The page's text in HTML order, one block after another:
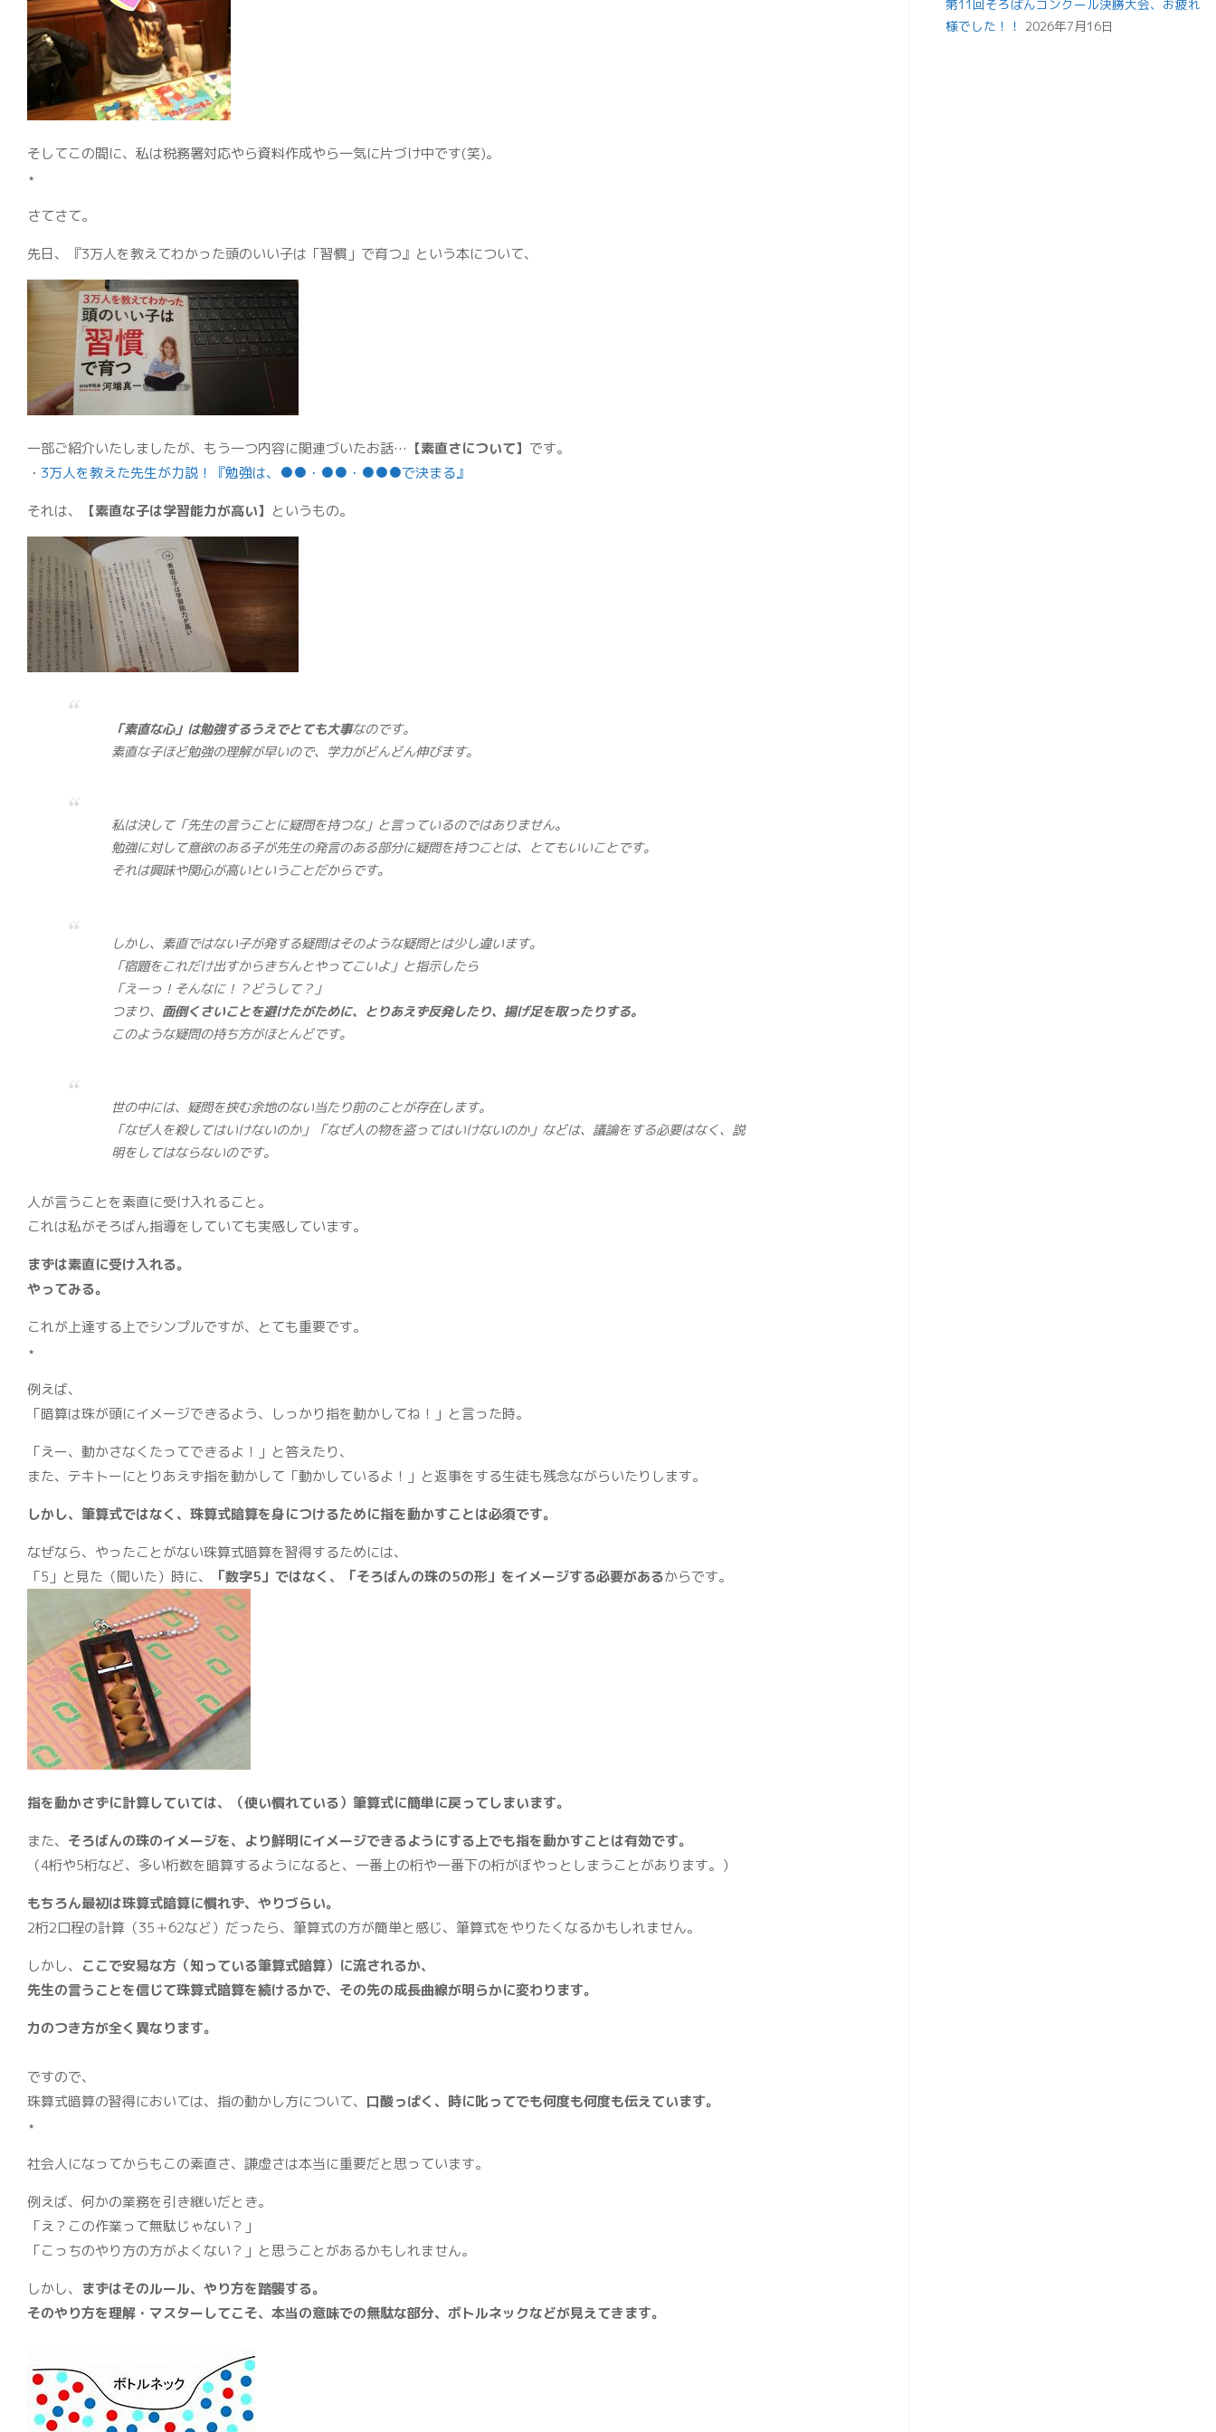
そしてこの間に、私は税務署対応やら資料作成やら一気に片づけ中です(笑)。
⋆
さてさて。
先日、『3万人を教えてわかった頭のいい子は「習慣」で育つ』という本について、
一部ご紹介いたしましたが、もう一つ内容に関連づいたお話… 【素直さについて】 です。
・ 3万人を教えた先生が力説！『勉強は、●●・●●・●●●で決まる』
それは、
【素直な子は学習能力が高い】 というもの。
「素直な心」は勉強するうえでとても大事なのです。
素直な子ほど勉強の理解が早いので、学力がどんどん伸びます。
私は決して「先生の言うことに疑問を持つな」と言っているのではありません。
勉強に対して意欲のある子が先生の発言のある部分に疑問を持つことは、とてもいいことです。
それは興味や関心が高いということだからです。
しかし、素直ではない子が発する疑問はそのような疑問とは少し違います。
「宿題をこれだけ出すからきちんとやってこいよ」と指示したら
「えーっ！そんなに！？どうして？」
つまり、 面倒くさいことを避けたがために、とりあえず反発したり、揚げ足を取ったりする。
このような疑問の持ち方がほとんどです。
世の中には、疑問を挟む余地のない当たり前のことが存在します。
「なぜ人を殺してはいけないのか」「なぜ人の物を盗ってはいけないのか」などは、議論をする必要はなく、説
明をしてはならないのです。
人が言うことを素直に受け入れること。
これは私がそろばん指導をしていても実感しています。
まずは素直に受け入れる。
やってみる。
これが上達する上でシンプルですが、とても重要です。
⋆
例えば、
「暗算は珠が頭にイメージできるよう、しっかり指を動かしてね！」と言った時。
「えー、動かさなくたってできるよ！」と答えたり、
また、テキトーにとりあえず指を動かして「動かしているよ！」と返事をする生徒も残念ながらいたりします。
しかし、筆算式ではなく、珠算式暗算を身につけるために指を動かすことは必須です。
なぜなら、やったことがない珠算式暗算を習得するためには、
「5」と見た（聞いた）時に、
「数字5」ではなく、「そろばんの珠の5の形」をイメージする必要があるからです。
指を動かさずに計算していては、（使い慣れている）筆算式に簡単に戻ってしまいます。
また、 そろばんの珠のイメージを、より鮮明にイメージできるようにする上でも指を動かすことは有効です。
（4桁や5桁など、多い桁数を暗算するようになると、一番上の桁や一番下の桁がぼやっとしまうことがあります。）
もちろん最初は珠算式暗算に慣れず、やりづらい。
2桁2口程の計算（35＋62など）だったら、筆算式の方が簡単と感じ、筆算式をやりたくなるかもしれません。
しかし、 ここで安易な方（知っている筆算式暗算）に流されるか、
先生の言うことを信じて珠算式暗算を続けるかで、その先の成長曲線が明らかに変わります。
力のつき方が全く異なります。
ですので、
珠算式暗算の習得においては、指の動かし方について、 口酸っぱく、時に叱ってでも何度も何度も伝えています。
⋆
社会人になってからもこの素直さ、謙虚さは本当に重要だと思っています。
例えば、何かの業務を引き継いだとき。
「え？この作業って無駄じゃない？」
「こっちのやり方の方がよくない？」と思うことがあるかもしれません。
しかし、 まずはそのルール、やり方を踏襲する。
そのやり方を理解・マスターしてこそ、本当の意味での無駄な部分、ボトルネックなどが見えてきます。
第11回そろばんコンクール決勝大会、お疲れ
様でした！！ 2026年7月16日